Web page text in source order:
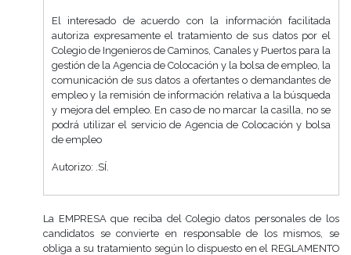
El interesado de acuerdo con la información facilitada
autoriza expresamente el tratamiento de sus datos por el
Colegio de Ingenieros de Caminos, Canales y Puertos para la
gestión de la Agencia de Colocación y la bolsa de empleo, la
comunicación de sus datos a ofertantes o demandantes de
empleo y la remisión de información relativa a la búsqueda
y mejora del empleo. En caso de no marcar la casilla, no se
podrá utilizar el servicio de Agencia de Colocación y bolsa
de empleo
Autorizo: .SÍ.
La EMPRESA que reciba del Colegio datos personales de los
candidatos se convierte en responsable de los mismos, se
obliga a su tratamiento según lo dispuesto en el REGLAMENTO